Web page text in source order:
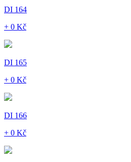
DI 164
+ 0 Kč
DI 165
+ 0 Kč
DI 166
+ 0 Kč